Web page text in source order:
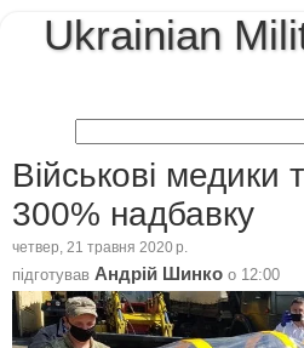
Ukrainian
Військові
300% надбавку
четвер, 21 травня 2020 р.
підготував Андрій Шинко о 12:00